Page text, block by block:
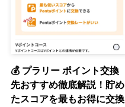
💰 プラリー ポイント交換
先おすすめ徹底解説！貯め
たスコアを最もお得に交換